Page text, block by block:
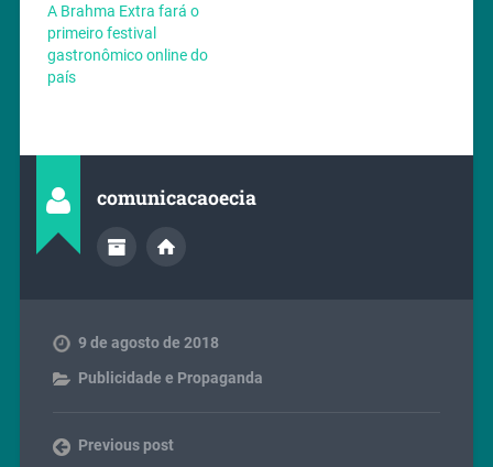
A Brahma Extra fará o
primeiro festival
gastronômico online do
país
comunicacaoecia
9 de agosto de 2018
Publicidade e Propaganda
Previous post